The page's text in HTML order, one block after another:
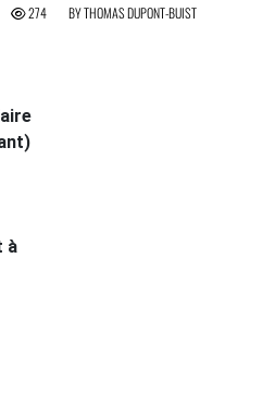
BYTHOMAS DUPONT-BUIST
274
à